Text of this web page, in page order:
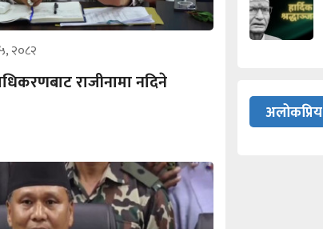
२०८२
राजीनामा नदिने
अलोकप्रिय